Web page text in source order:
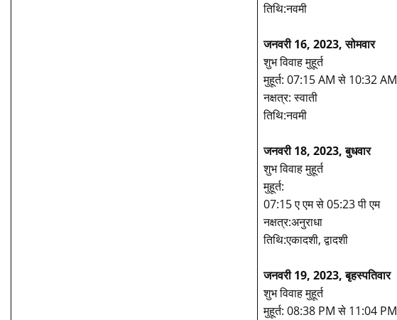
तिथि:नवमी
जनवरी 16, 2023, सोमवार
शुभ विवाह मुहूर्त
मुहूर्त: 07:15 AM से 10:32 AM
नक्षत्र: स्वाती
तिथि:नवमी
जनवरी 18, 2023, बुधवार
शुभ विवाह मुहूर्त
मुहूर्त:
07:15 ए एम से 05:23 पी एम
नक्षत्र:अनुराधा
तिथि:एकादशी, द्वादशी
जनवरी 19, 2023, बृहस्पतिवार
शुभ विवाह मुहूर्त
मुहूर्त: 08:38 PM से 11:04 PM